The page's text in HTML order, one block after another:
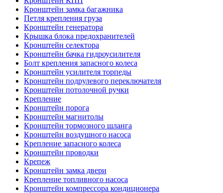
Кронштейн замка багажника
Петля крепления груза
Кронштейн генератора
Крышка блока предохранителей
Кронштейн селектора
Кронштейн бачка гидроусилителя
Болт крепления запасного колеса
Кронштейн усилителя торпеды
Кронштейн подрулевого переключателя
Кронштейн потолочной ручки
Крепление
Кронштейн порога
Кронштейн магнитолы
Кронштейн тормозного шланга
Кронштейн воздушного насоса
Крепление запасного колеса
Кронштейн проводки
Крепеж
Кронштейн замка двери
Крепление топливного насоса
Кронштейн компрессора кондиционера